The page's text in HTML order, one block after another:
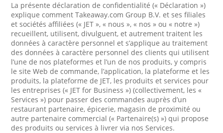
La présente déclaration de confidentialité (« Déclaration »)
explique comment Takeaway.com Group B.V. et ses filiales
et sociétés affiliées (« JET », « nous », « nos » ou « notre »)
recueillent, utilisent, divulguent, et autrement traitent les
données à caractère personnel et s’applique au traitement
des données à caractère personnel des clients qui utilisent
l’une de nos plateformes et l’un de nos produits, y compris
le site Web de commande, l’application, la plateforme et les
produits, la plateforme de JET, les produits et services pour
les entreprises (« JET for Business ») (collectivement, les «
Services ») pour passer des commandes auprès d’un
restaurant partenaire, épicerie, magasin de proximité ou
autre partenaire commercial (« Partenaire(s) ») qui propose
des produits ou services à livrer via nos Services.